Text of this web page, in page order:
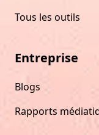
Tous les outils
Entreprise
Blogs
Rapports